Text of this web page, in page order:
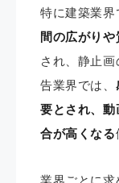
特に建築業界
間の広がり
され、静止
告業界では、
要とされ、
合が高くなる